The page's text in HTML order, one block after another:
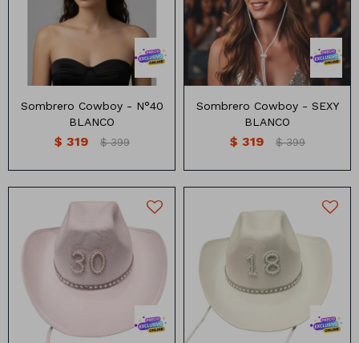
Sombrero Cowboy - N°40
BLANCO
$ 319 $ 399
Sombrero Cowboy - SEXY
BLANCO
$ 319 $ 399